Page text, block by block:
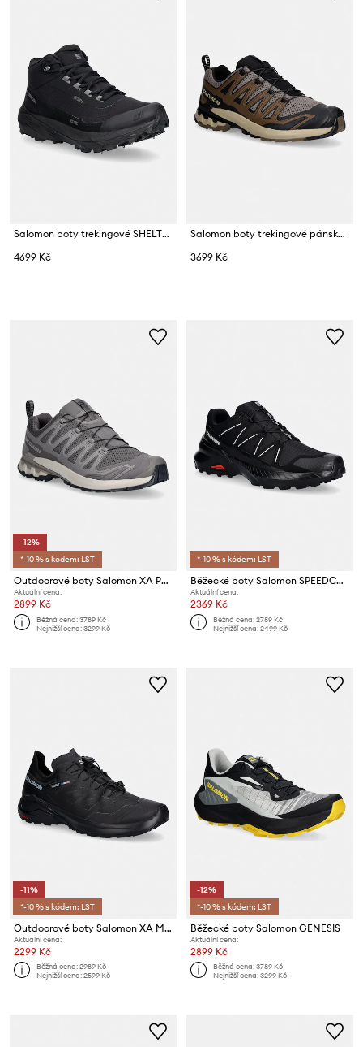
Salomon boty trekingové SHELTER SPIKE
4699 Kč
Salomon boty trekingové pánské XA PRO 3D V9
3699 Kč
-12%
*-10 % s kódem: LST
Outdoorové boty Salomon XA PRO 3D V9
Aktuální cena:
2899 Kč
Běžná cena:3789 Kč
Nejnižší cena:3299 Kč
*-10 % s kódem: LST
Běžecké boty Salomon SPEEDCROSS PEAK
Aktuální cena:
2369 Kč
Běžná cena:2789 Kč
Nejnižší cena:2499 Kč
-11%
*-10 % s kódem: LST
Outdoorové boty Salomon XA META
Aktuální cena:
2299 Kč
Běžná cena:2989 Kč
Nejnižší cena:2599 Kč
-12%
*-10 % s kódem: LST
Běžecké boty Salomon GENESIS
Aktuální cena:
2899 Kč
Běžná cena:3789 Kč
Nejnižší cena:3299 Kč